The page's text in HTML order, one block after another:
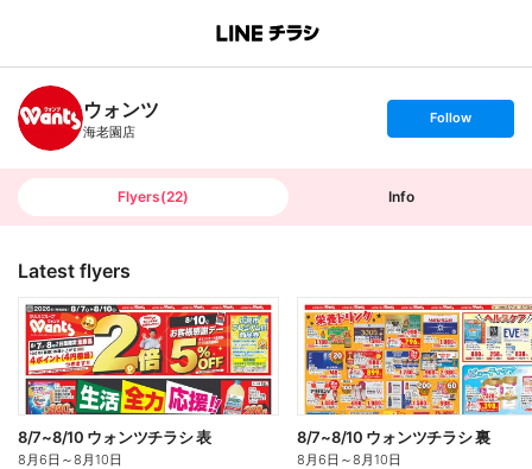
B
n
c
h
T
ウォンツ
海老園店
s
t
o
Follow
Flyers(22) Info
Latest flyers
8/7~8/10 ウォンツチラシ 表
8月6日 ～8月10日
8/7~8/10 ウォンツチラシ 裏
8月6日 ～8月10日